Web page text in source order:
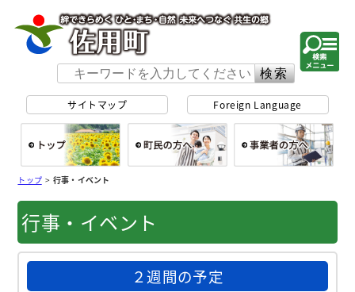
サイトマップ Foreign Language
トップ>行事・イベント
行事・イベント
２週間の予定